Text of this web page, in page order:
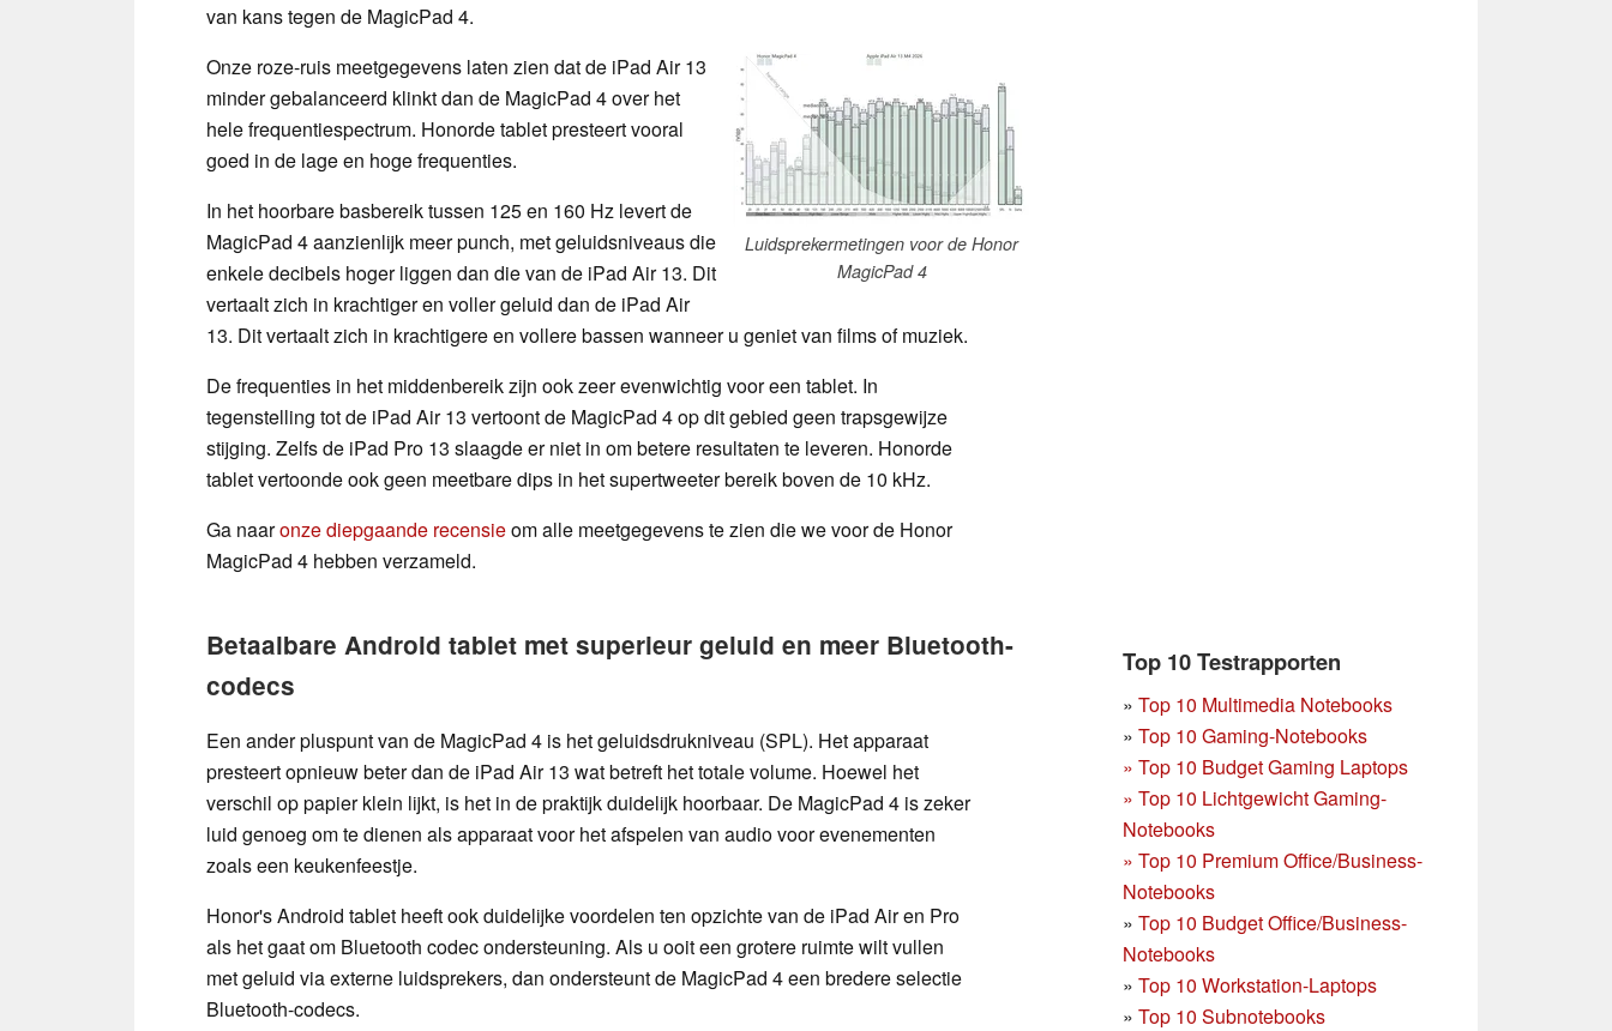
van kans tegen de MagicPad 4.
Luidsprekermetingen voor de Honor
MagicPad 4
Onze roze-ruis meetgegevens laten zien dat de iPad Air 13
minder gebalanceerd klinkt dan de MagicPad 4 over het
hele frequentiespectrum. Honorde tablet presteert vooral
goed in de lage en hoge frequenties.
In het hoorbare basbereik tussen 125 en 160 Hz levert de
MagicPad 4 aanzienlijk meer punch, met geluidsniveaus die
enkele decibels hoger liggen dan die van de iPad Air 13. Dit
vertaalt zich in krachtiger en voller geluid dan de iPad Air
13. Dit vertaalt zich in krachtigere en vollere bassen wanneer u geniet van films of muziek.
De frequenties in het middenbereik zijn ook zeer evenwichtig voor een tablet. In
tegenstelling tot de iPad Air 13 vertoont de MagicPad 4 op dit gebied geen trapsgewijze
stijging. Zelfs de iPad Pro 13 slaagde er niet in om betere resultaten te leveren. Honorde
tablet vertoonde ook geen meetbare dips in het supertweeter bereik boven de 10 kHz.
Ga naaronze diepgaande recensieom alle meetgegevens te zien die we voor de Honor
MagicPad 4 hebben verzameld.
Top 10 Testrapporten
» Top 10 Multimedia Notebooks
» Top 10 Gaming-Notebooks
» Top 10 Budget Gaming Laptops
» Top 10 Lichtgewicht Gaming-
Notebooks
» Top 10 Premium Office/Business-
Notebooks
» Top 10 Budget Office/Business-
Notebooks
» Top 10 Workstation-Laptops
» Top 10 Subnotebooks
Betaalbare Android tablet met superieur geluid en meer Bluetooth-
codecs
Een ander pluspunt van de MagicPad 4 is het geluidsdrukniveau (SPL). Het apparaat
presteert opnieuw beter dan de iPad Air 13 wat betreft het totale volume. Hoewel het
verschil op papier klein lijkt, is het in de praktijk duidelijk hoorbaar. De MagicPad 4 is zeker
luid genoeg om te dienen als apparaat voor het afspelen van audio voor evenementen
zoals een keukenfeestje.
Honor's Android tablet heeft ook duidelijke voordelen ten opzichte van de iPad Air en Pro
als het gaat om Bluetooth codec ondersteuning. Als u ooit een grotere ruimte wilt vullen
met geluid via externe luidsprekers, dan ondersteunt de MagicPad 4 een bredere selectie
Bluetooth-codecs.